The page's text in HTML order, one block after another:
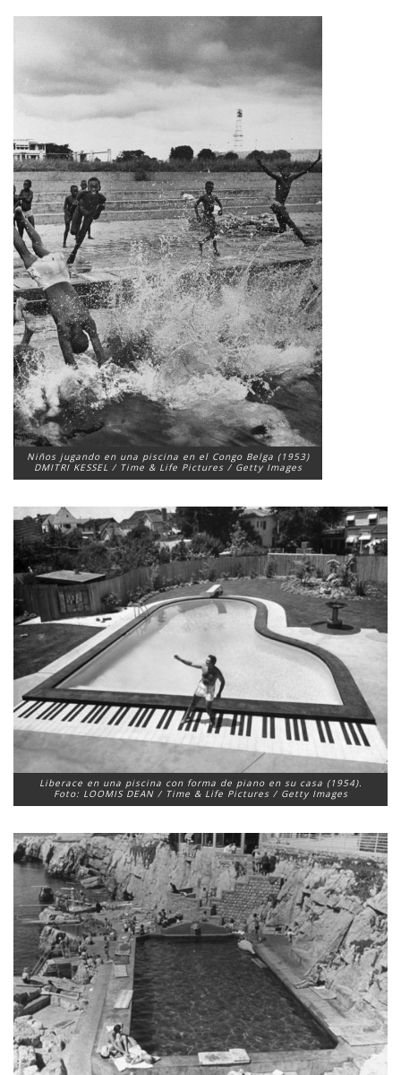
Niños jugando en una piscina en el Congo Belga (1953)
DMITRI KESSEL / Time & Life Pictures / Getty Images
Liberace en una piscina con forma de piano en su casa (1954).
Foto: LOOMIS DEAN / Time & Life Pictures / Getty Images